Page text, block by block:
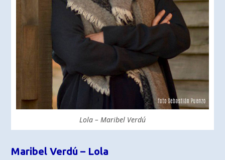
Lola – Maribel Verdú
Maribel Verdú – Lola